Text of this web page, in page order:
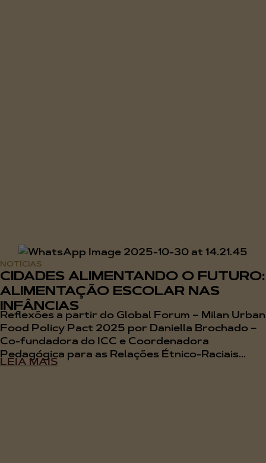
NOTÍCIAS
CIDADES ALIMENTANDO O FUTURO:
ALIMENTAÇÃO ESCOLAR NAS
INFÂNCIAS
Reflexões a partir do Global Forum – Milan Urban
Food Policy Pact 2025 por Daniella Brochado –
Co-fundadora do ICC e Coordenadora
Pedagógica para as Relações Étnico-Raciais...
LEIA MAIS